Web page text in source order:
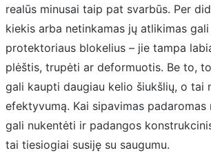
realūs minusai taip pat svarbūs. Per
kiekis arba netinkamas jų atlikimas
protektoriaus blokelius – jie tampa
plėštis, trupėti ar deformuotis. Be to,
gali kaupti daugiau kelio šiukšlių, o tai
efektyvumą. Kai sipavimas padaromas
gali nukentėti ir padangos
tai tiesiogiai susiję su saugumu.